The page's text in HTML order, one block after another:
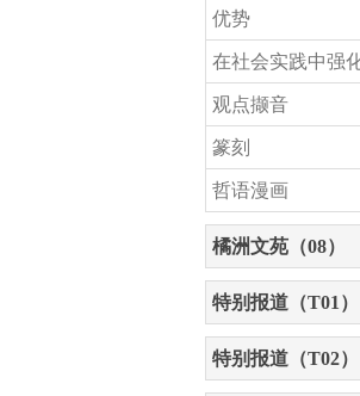
优势
在社会实践中强
观点撷音
篆刻
哲语漫画
橘洲文苑（08）
特别报道（T01）
特别报道（T02）